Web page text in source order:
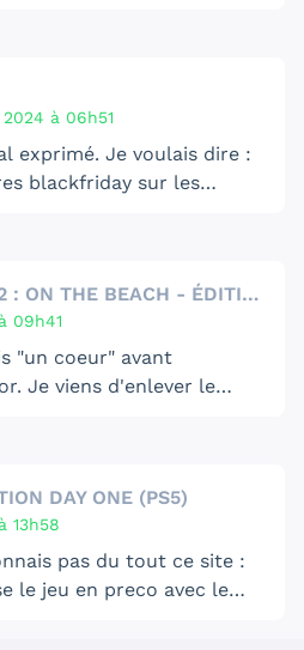
à 06h51
exprimé. Je voulais dire :
blackfriday sur les
version Digitale à 300€
il y a 1 mois environ.
DEATH STRANDING 2 : ON THE BEACH - ÉDITION COLLECTOR (PS5)
09h41
"un coeur" avant
Je viens d'enlever le
le tout pour 250€,
DAY ONE (PS5)
13h58
pas du tout ce site :
le jeu en preco avec le